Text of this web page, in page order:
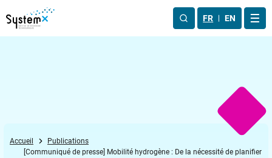
Aller au menu
Aller au contenu
Aller au pied de page
FR EN
Accueil
Publications
[Communiqué de presse] Mobilité hydrogène : De la nécessité de planifier